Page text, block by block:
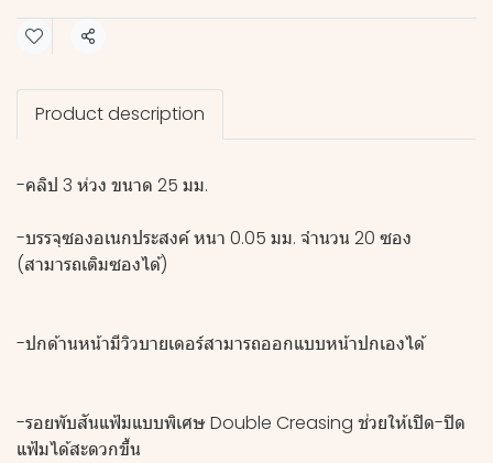
Share
Product description
-คลิป 3 ห่วง ขนาด 25 มม.
-บรรจุซองอเนกประสงค์ หนา 0.05 มม. จำนวน 20 ซอง
(สามารถเติมซองได้)
-ปกด้านหน้ามีวิวบายเดอร์สามารถออกแบบหน้าปกเองได้
-รอยพับสันแฟ้มแบบพิเศษ Double Creasing ช่วยให้เปิด-ปิด
แฟ้มได้สะดวกขึ้น